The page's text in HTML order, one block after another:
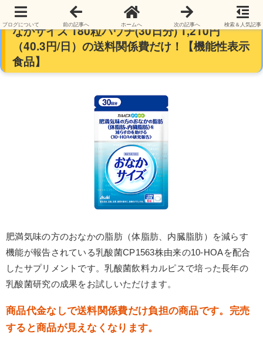
【お腹の脂肪を減らす】アサヒグループ食品 お
なかサイズ 180粒パウチ(30日分) 1,210円
（40.3円/日）の送料関係費だけ！【機能性表示
食品】
肥満気味の方のおなかの脂肪（体脂肪、内臓脂肪）を減らす
機能が報告されている乳酸菌CP1563株由来の10-HOAを配合
したサプリメントです。乳酸菌飲料カルピスで培った長年の
乳酸菌研究の成果をお試しいただけます。
商品代金なしで送料関係費だけ負担の商品です。完売
すると商品が見えなくなります。
ブログについて 前の記事へ ホームへ 次の記事へ 検索＆人気記事